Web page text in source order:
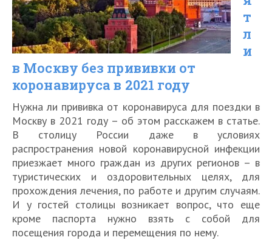
Абхазии
для
россиян
в
2021
году
от
Роспотребнадзора
т
л
и
в Москву без прививки от
коронавируса в 2021 году
Нужна ли прививка от коронавируса для поездки в
Москву в 2021 году – об этом расскажем в статье.
В столицу России даже в условиях
распространения новой коронавирусной инфекции
приезжает много граждан из других регионов – в
туристических и оздоровительных целях, для
прохождения лечения, по работе и другим случаям.
И у гостей столицы возникает вопрос, что еще
кроме паспорта нужно взять с собой для
посещения города и перемещения по нему.